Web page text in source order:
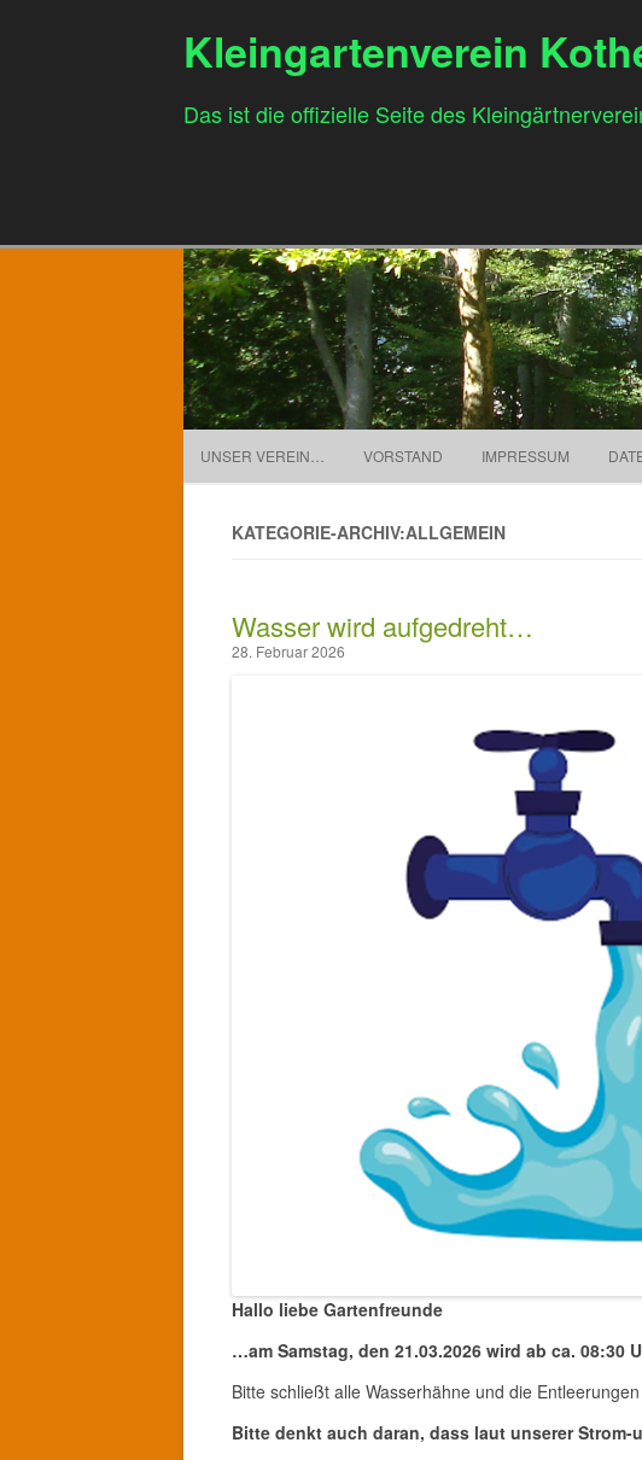
Kleingartenverein
Das ist die offizielle Seite des
UNSER VEREIN… VORSTAND IMPRESSUM
KATEGORIE-ARCHIV:ALLGEMEIN
Wasser wird aufgedreht…
28. Februar 2026
Hallo liebe Gartenfreunde
…am Samstag, den 21.03.2026 wird ab ca. 08:30
Bitte schließt alle Wasserhähne und die
Bitte denkt auch daran, dass laut unserer